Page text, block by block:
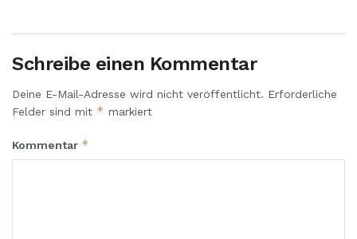
Schreibe einen Kommentar
Deine E-Mail-Adresse wird nicht veröffentlicht. Erforderliche
Felder sind mit * markiert
Kommentar *